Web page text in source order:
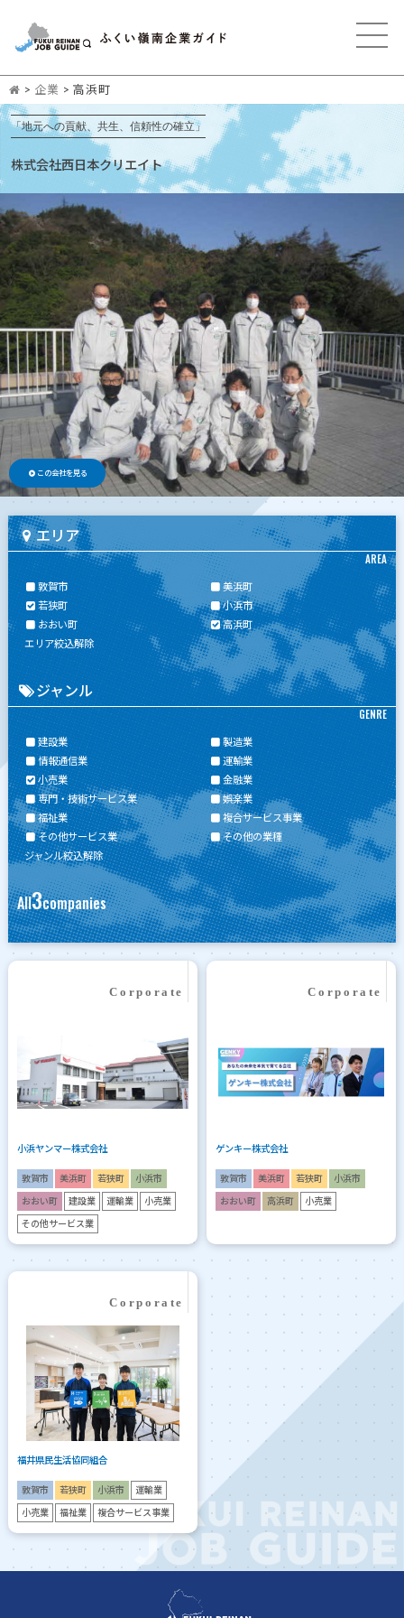
> 企業 > 高浜町
「地元への貢献、共生、信頼性の確立」
株式会社西日本クリエイト
この会社を見る
エリア
AREA
敦賀市
美浜町
若狭町
小浜市
おおい町
高浜町
エリア絞込解除
ジャンル
GENRE
建設業
製造業
情報通信業
運輸業
小売業
金融業
専門・技術サービス業
娯楽業
福祉業
複合サービス事業
その他サービス業
その他の業種
ジャンル絞込解除
All3companies
小浜ヤンマー株式会社
敦賀市 美浜町 若狭町 小浜市
おおい町 建設業 運輸業 小売業
その他サービス業
ゲンキー株式会社
敦賀市 美浜町 若狭町 小浜市
おおい町 高浜町 小売業
福井県民生活協同組合
敦賀市 若狭町 小浜市 運輸業
小売業 福祉業 複合サービス事業